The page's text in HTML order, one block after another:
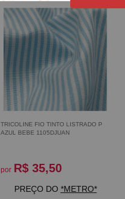
TRICOLINE FIO TINTO LISTRADO P
AZUL BEBE 1105DJUAN
por R$ 35,50
PREÇO DO *METRO*